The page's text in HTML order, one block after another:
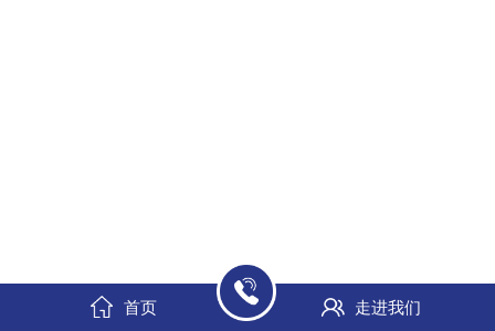
首页 走进我们